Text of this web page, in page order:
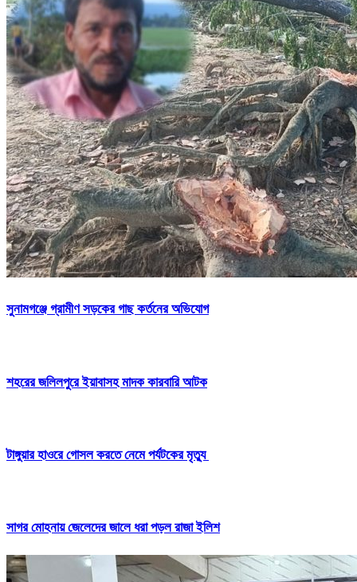
সুনামগঞ্জে গ্রামীণ সড়কের গাছ কর্তনের অভিযোগ
শহরের জলিলপুরে ইয়াবাসহ মাদক কারবারি আটক
টাঙ্গুয়ার হাওরে গোসল করতে নেমে পর্যটকের মৃত্যু
সাগর মোহনায় জেলেদের জালে ধরা পড়ল রাজা ইলিশ